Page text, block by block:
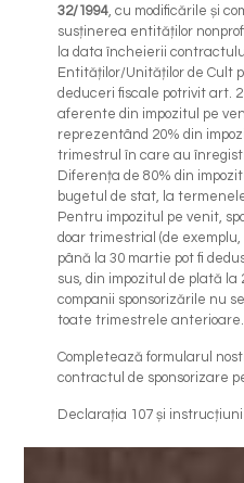
32/1994, cu modificările și
susținerea entităților
la data încheierii
Entităților/Unităților de Cult
deduceri fiscale potrivit art.
aferente din impozitul pe
reprezentând 20% din
trimestrul în care au
Diferența de 80% din
bugetul de stat, la
Pentru impozitul pe venit,
doar trimestrial (de
până la 30 martie pot fi
sus, din impozitul de plată
companii sponsorizările nu
toate trimestrele anterioare.
Completează formularul
contractul de sponsorizare
Declarația 107 și